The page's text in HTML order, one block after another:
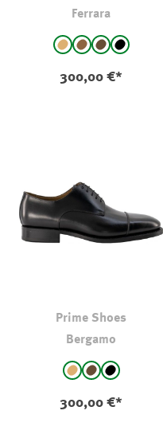
Ferrara
Farbeauswählen
CognacEspresso/Braun
braunBlack
300,00 €*
Prime Shoes
Bergamo
auswählen
Cognac
braunschwarz
300,00 €*